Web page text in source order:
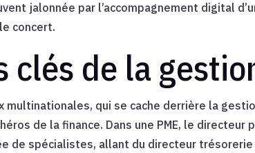
jalonnée par l’accompagnement digital
concert.
clés de la
multinationales, qui se cache derrière la
de la finance. Dans une PME, le
de spécialistes, allant du directeur